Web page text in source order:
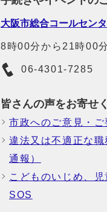
大阪市総合コールセン
8時00分から21時00
06-4301-7285
皆さんの声をお寄せ
市政へのご意見・ご
違法又は不適正な
通報）
こどものいじめ、
SOS